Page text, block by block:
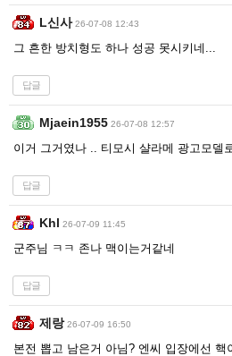
L신사 26-07-08 12:43
그 흔한 방치형도 하나 성공 못시키네...
답글
Mjaein1955 26-07-08 12:57
이거 그거였나 .. 티모시 샬라메 광고모델
답글
Khl 26-07-09 11:45
군주님 ㅋㅋ 존나 맥이는거같네
답글
제랑 26-07-09 16:50
본전 뽑고 남은거 아님? 엔씨 입장에선 핵